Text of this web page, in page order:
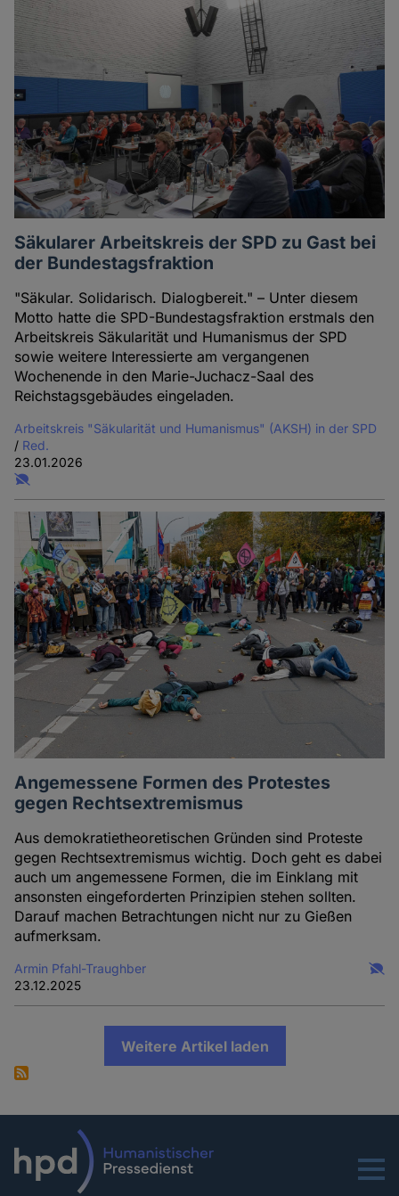
Säkularer Arbeitskreis der SPD zu Gast bei
der Bundestagsfraktion
"Säkular. Solidarisch. Dialogbereit." – Unter diesem
Motto hatte die SPD-Bundestagsfraktion erstmals den
Arbeitskreis Säkularität und Humanismus der SPD
sowie weitere Interessierte am vergangenen
Wochenende in den Marie-Juchacz-Saal des
Reichstagsgebäudes eingeladen.
Arbeitskreis "Säkularität und Humanismus" (AKSH) in der SPD
/ Red.
23.01.2026
Angemessene Formen des Protestes
gegen Rechtsextremismus
Aus demokratietheoretischen Gründen sind Proteste
gegen Rechtsextremismus wichtig. Doch geht es dabei
auch um angemessene Formen, die im Einklang mit
ansonsten eingeforderten Prinzipien stehen sollten.
Darauf machen Betrachtungen nicht nur zu Gießen
aufmerksam.
Armin Pfahl-Traughber
23.12.2025
Weitere Artikel laden
Menu